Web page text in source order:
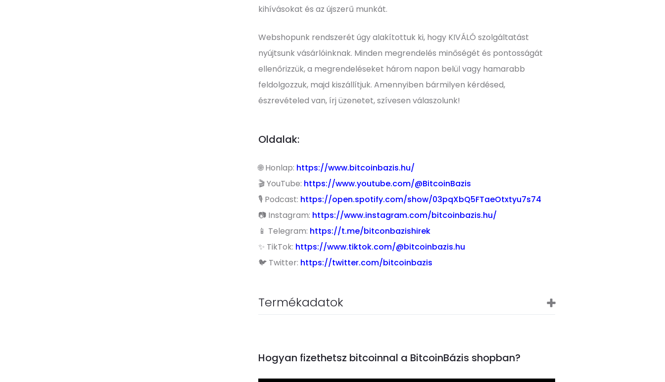
kihívásokat és az újszerű munkát.
Webshopunk rendszerét úgy alakítottuk ki, hogy KIVÁLÓ szolgáltatást
nyújtsunk vásárlóinknak. Minden megrendelés minőségét és pontosságát
ellenőrizzük, a megrendeléseket három napon belül vagy hamarabb
feldolgozzuk, majd kiszállítjuk. Amennyiben bármilyen kérdésed,
észrevételed van, írj üzenetet, szívesen válaszolunk!
Oldalak:
🌐 Honlap: https://www.bitcoinbazis.hu/
🎬YouTube: https://www.youtube.com/@BitcoinBazis
🎙️ Podcast: https://open.spotify.com/show/03pqXbQ5FTaeOtxtyu7s74
📷 Instagram: https://www.instagram.com/bitcoinbazis.hu/
📱 Telegram: https://t.me/bitconbazishirek
✨ TikTok: https://www.tiktok.com/@bitcoinbazis.hu
🐦 Twitter: https://twitter.com/bitcoinbazis
Termékadatok
Hogyan fizethetsz bitcoinnal a BitcoinBázis shopban?